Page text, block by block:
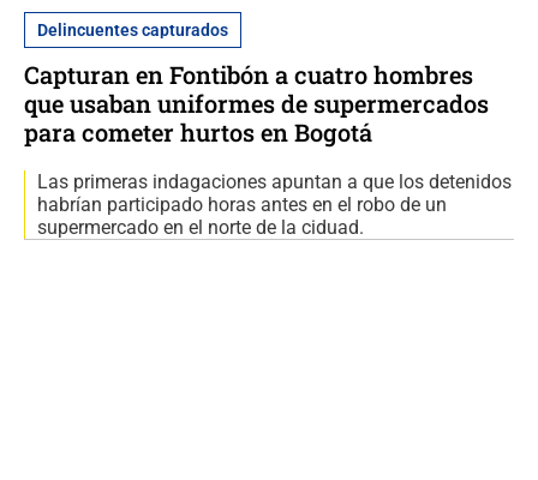
Delincuentes capturados
Capturan en Fontibón a cuatro hombres
que usaban uniformes de supermercados
para cometer hurtos en Bogotá
Las primeras indagaciones apuntan a que los detenidos
habrían participado horas antes en el robo de un
supermercado en el norte de la ciduad.